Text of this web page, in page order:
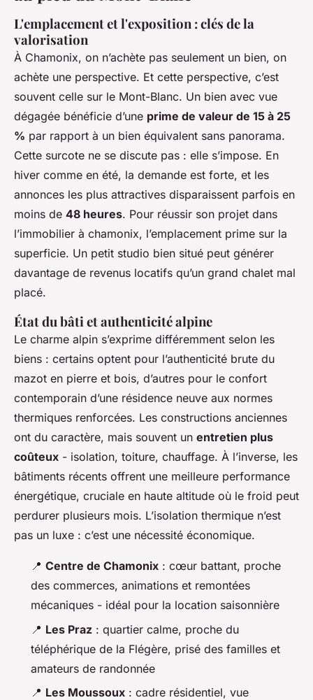
L'emplacement et l'exposition : clés de la
valorisation
À Chamonix, on n’achète pas seulement un bien, on
achète une perspective. Et cette perspective, c’est
souvent celle sur le Mont-Blanc. Un bien avec vue
dégagée bénéficie d’une prime de valeur de 15 à 25
% par rapport à un bien équivalent sans panorama.
Cette surcote ne se discute pas : elle s’impose. En
hiver comme en été, la demande est forte, et les
annonces les plus attractives disparaissent parfois en
moins de 48 heures. Pour réussir son projet dans
l’immobilier à chamonix, l’emplacement prime sur la
superficie. Un petit studio bien situé peut générer
davantage de revenus locatifs qu’un grand chalet mal
placé.
État du bâti et authenticité alpine
Le charme alpin s’exprime différemment selon les
biens : certains optent pour l’authenticité brute du
mazot en pierre et bois, d’autres pour le confort
contemporain d’une résidence neuve aux normes
thermiques renforcées. Les constructions anciennes
ont du caractère, mais souvent un entretien plus
coûteux - isolation, toiture, chauffage. À l’inverse, les
bâtiments récents offrent une meilleure performance
énergétique, cruciale en haute altitude où le froid peut
perdurer plusieurs mois. L’isolation thermique n’est
pas un luxe : c’est une nécessité économique.
📍 Centre de Chamonix : cœur battant, proche
des commerces, animations et remontées
mécaniques - idéal pour la location saisonnière
📍 Les Praz : quartier calme, proche du
téléphérique de la Flégère, prisé des familles et
amateurs de randonnée
📍 Les Moussoux : cadre résidentiel, vue